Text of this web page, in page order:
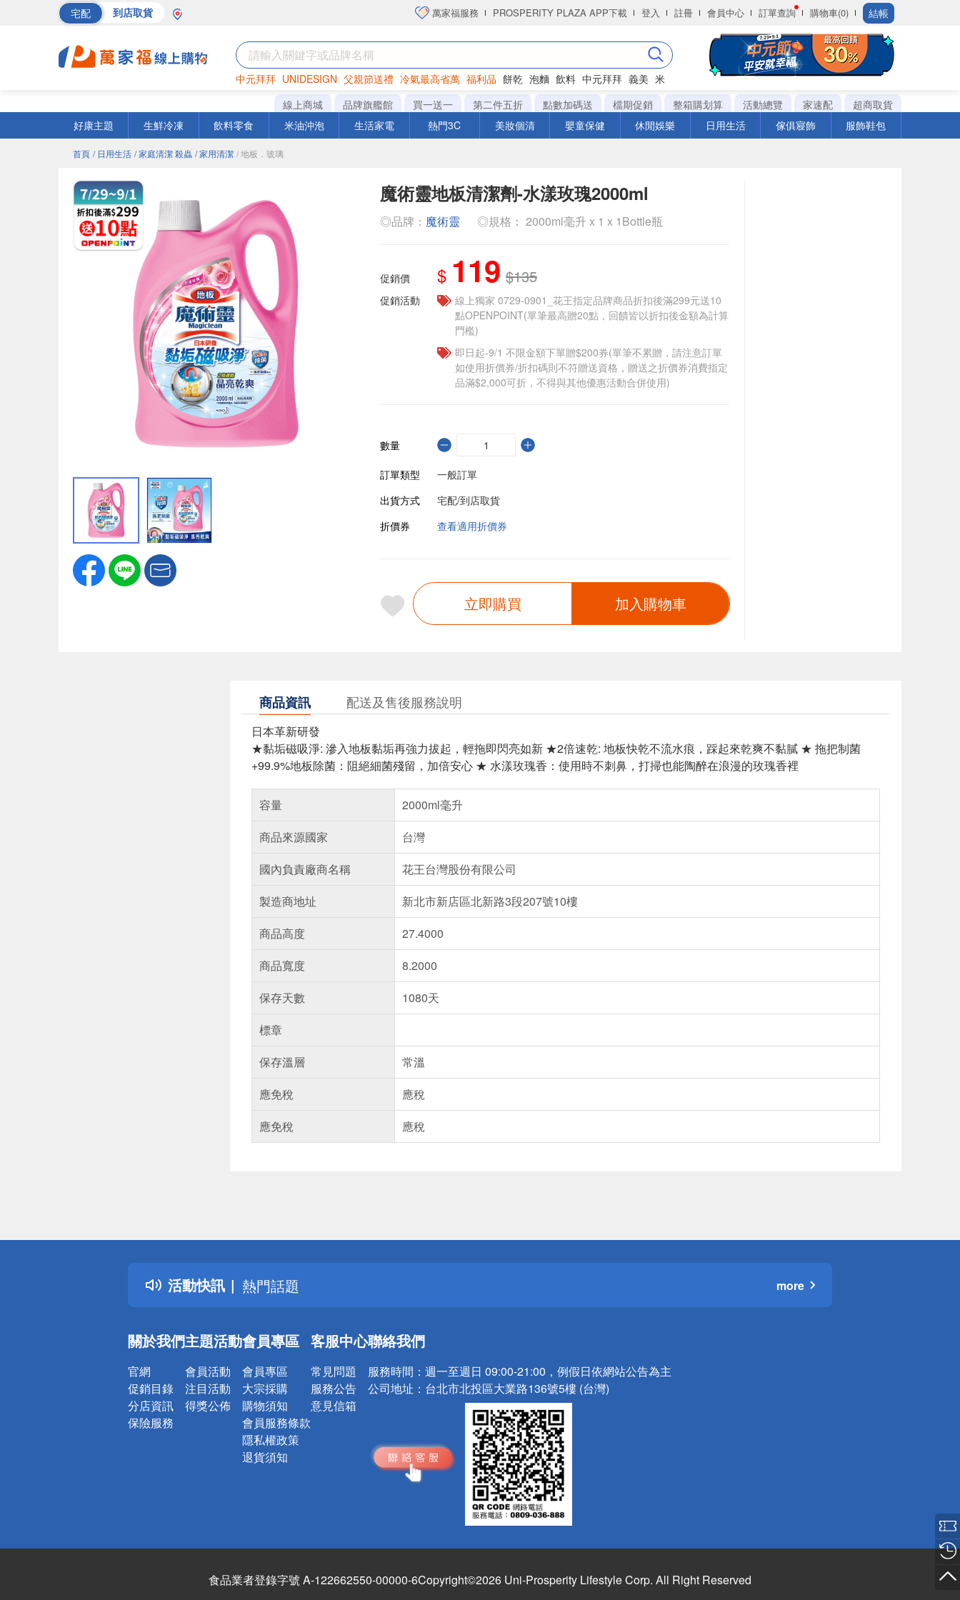
宅配 到店取貨 萬家福服務 PROSPERITY PLAZA APP下載 登入 註冊 會員中心 訂單查詢 購物車(0) 結帳
中元拜拜 UNIDESIGN 父親節送禮 冷氣最高省萬 福利品 餅乾 泡麵 飲料 中元拜拜 義美 米
巧克力 罐頭 衛生紙
線上商城 品牌旗艦館 買一送一 第二件五折 點數加碼送 檔期促銷 整箱購划算 活動總覽 家速配
超商取貨
好康主題
生鮮冷凍 飲料零食 米油沖泡 生活家電 熱門3C 美妝個清 嬰童保健 休閒娛樂 日用生活 傢俱寢飾 服飾鞋包
首頁 / 日用生活 / 家庭清潔 殺蟲 / 家用清潔 / 地板．玻璃
魔術靈地板清潔劑-水漾玫瑰2000ml
◎品牌： 魔術靈 ◎規格： 2000ml毫升 x 1 x 1Bottle瓶
促銷價 $ 119 $135
促銷活動
線上獨家 0729-0901_花王指定品牌商品折扣後滿299元送10
點OPENPOINT(單筆最高贈20點，回饋皆以折扣後金額為計算
門檻)
即日起-9/1 不限金額下單贈$200券(單筆不累贈，請注意訂單
如使用折價券/折扣碼則不符贈送資格，贈送之折價券消費指定
品滿$2,000可折，不得與其他優惠活動合併使用)
數量
訂單類型
一般訂單
出貨方式
宅配/到店取貨
折價券
查看適用折價券
立即購買 加入購物車
商品資訊 配送及售後服務說明
日本革新研發
★黏垢磁吸淨: 滲入地板黏垢再強力拔起，輕拖即閃亮如新 ★2倍速乾: 地板快乾不流水痕，踩起來乾爽不黏膩 ★ 拖把制菌
+99.9%地板除菌：阻絕細菌殘留，加倍安心 ★ 水漾玫瑰香：使用時不刺鼻，打掃也能陶醉在浪漫的玫瑰香裡
容量
2000ml毫升
商品來源國家
台灣
國內負責廠商名稱
花王台灣股份有限公司
製造商地址
新北市新店區北新路3段207號10樓
商品高度
27.4000
商品寬度
8.2000
保存天數
1080天
標章
保存溫層
常溫
應免稅
應稅
應免稅
應稅
活動快訊
詐騙網頁！請小心！
得獎公告
熱門話題
銀行優惠
詐騙網頁！請小心！
more
關於我們
官網
促銷目錄
分店資訊
保險服務
主題活動
會員活動
注目活動
得獎公佈
會員專區
會員專區
大宗採購
購物須知
會員服務條款
隱私權政策
退貨須知
客服中心
常見問題
服務公告
意見信箱
聯絡我們
服務時間： 週一至週日 09:00-21:00，例假日依網站公告為主
公司地址： 台北市北投區大業路136號5樓 (台灣)
食品業者登錄字號 A-122662550-00000-6Copyright©2026 Uni-Prosperity Lifestyle Corp. All Right Reserved